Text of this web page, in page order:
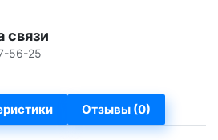
связи
56-25
Отзывы (0)